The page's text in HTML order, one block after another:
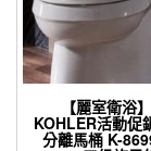
【麗室衛浴
KOHLER活動促
分離馬桶 K-